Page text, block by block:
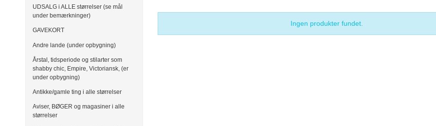
UDSALG i ALLE størrelser (se mål
under bemærkninger)
GAVEKORT
Andre lande (under opbygning)
Årstal, tidsperiode og stilarter som
shabby chic, Empire, Victoriansk, (er
under opbygning)
Antikke/gamle ting i alle størrelser
Aviser, BØGER og magasiner i alle
størrelser
Ingen produkter fundet.